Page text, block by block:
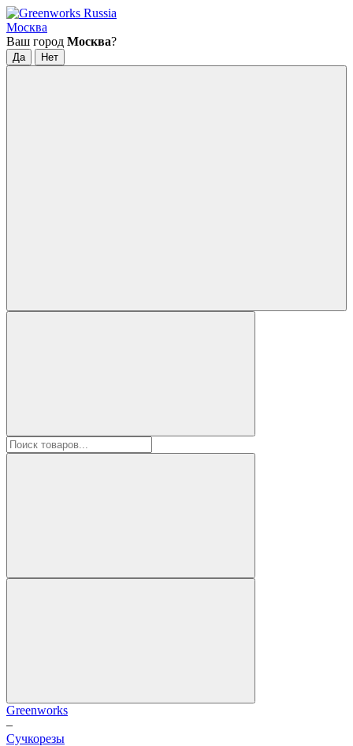
Москва
Ваш город Москва?
Greenworks
–
Cучкорезы